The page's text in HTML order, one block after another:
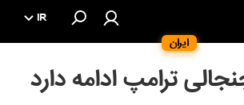
ایران
IR
ترامپ ادامه دارد